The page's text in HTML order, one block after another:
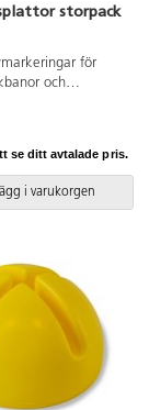
storpack
för
och
sex olika
PVC-fri. Från 3
se ditt avtalade pris.
i varukorgen